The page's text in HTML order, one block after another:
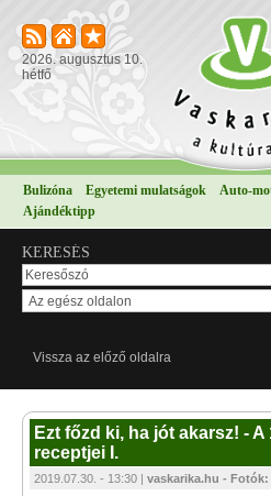
2026. augusztus 10.
hétfő
Bulizóna Egyetemi mulatságok Auto-
Ajándéktipp
KERESÉS
Vissza az előző oldalra
Ezt főzd ki, ha jót akarsz! -
receptjei I.
2019.07.30. - 13:30 | vaskarika.hu -